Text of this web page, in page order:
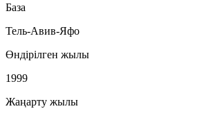
База
Тель-Авив-Яфо
Өндірілген жылы
1999
Жаңарту жылы